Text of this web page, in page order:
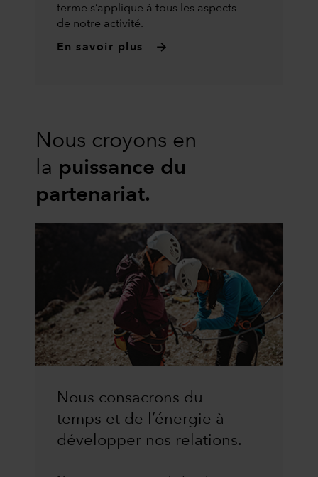
terme s’applique à tous les aspects
de notre activité.
En savoir plus
Nous croyons en
la puissance du
partenariat.
Nous consacrons du
temps et de l’énergie à
développer nos relations.